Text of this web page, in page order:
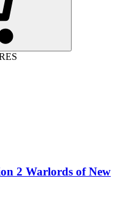
2 Warlords of New